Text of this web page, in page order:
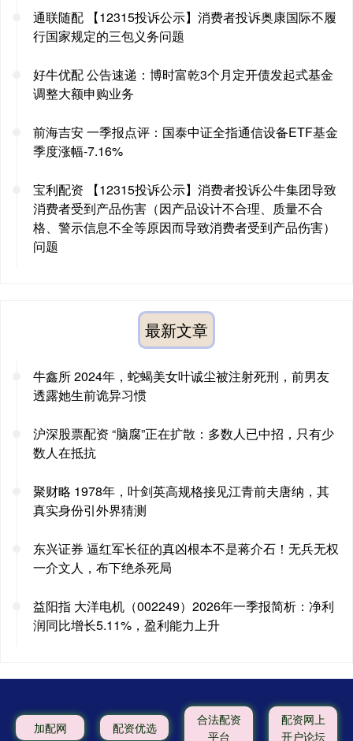
通联随配 【12315投诉公示】消费者投诉奥康国际不履
行国家规定的三包义务问题
好牛优配 公告速递：博时富乾3个月定开债发起式基金
调整大额申购业务
前海吉安 一季报点评：国泰中证全指通信设备ETF基金
季度涨幅-7.16%
宝利配资 【12315投诉公示】消费者投诉公牛集团导致
消费者受到产品伤害（因产品设计不合理、质量不合
格、警示信息不全等原因而导致消费者受到产品伤害）
问题
最新文章
牛鑫所 2024年，蛇蝎美女叶诚尘被注射死刑，前男友
透露她生前诡异习惯
沪深股票配资 “脑腐”正在扩散：多数人已中招，只有少
数人在抵抗
聚财略 1978年，叶剑英高规格接见江青前夫唐纳，其
真实身份引外界猜测
东兴证券 逼红军长征的真凶根本不是蒋介石！无兵无权
一介文人，布下绝杀死局
益阳指 大洋电机（002249）2026年一季报简析：净利
润同比增长5.11%，盈利能力上升
加配网 配资优选
合法配资
平台
配资网上
开户论坛